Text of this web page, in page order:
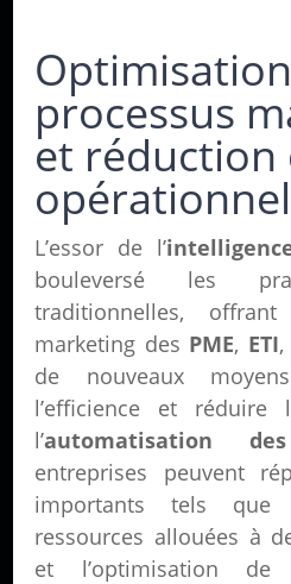
processus
et réduction
L’essor de l’
bouleversé les
traditionnelles,
marketing des PME, ETI
de nouveaux
l’efficience et
l’automatisation
entreprises peuvent
importants tels
ressources allouées à
et l’optimisation